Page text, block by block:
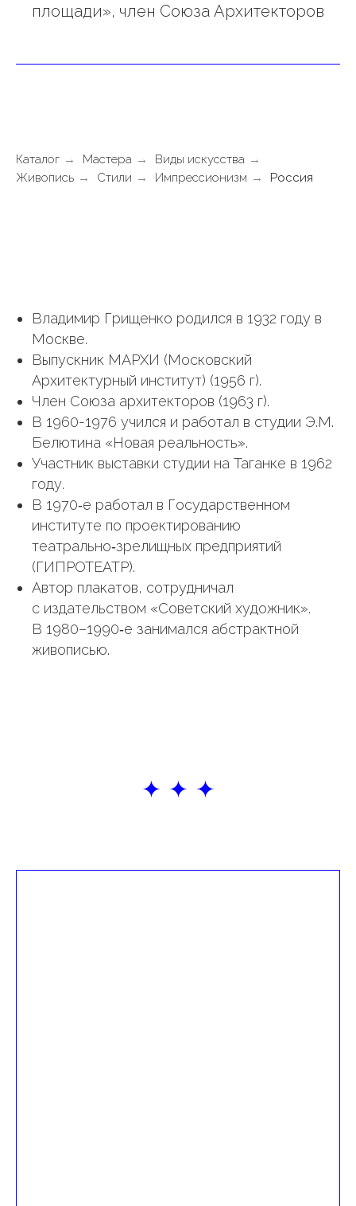
площади», член Союза Архитекторов
Каталог → Мастера → Виды искусства →
Живопись → Стили → Импрессионизм → Россия
Владимир Грищенко родился в 1932 году в
Москве.
Выпускник МАРХИ (Московский
Архитектурный институт) (1956 г).
Член Союза архитекторов (1963 г).
В 1960-1976 учился и работал в студии Э.М.
Белютина «Новая реальность».
Участник выставки студии на Таганке в 1962
году.
В 1970‑е работал в Государственном
институте по проектированию
театрально‑зрелищных предприятий
(ГИПРОТЕАТР).
Автор плакатов, сотрудничал
с издательством «Советский художник».
В 1980–1990‑е занимался абстрактной
живописью.